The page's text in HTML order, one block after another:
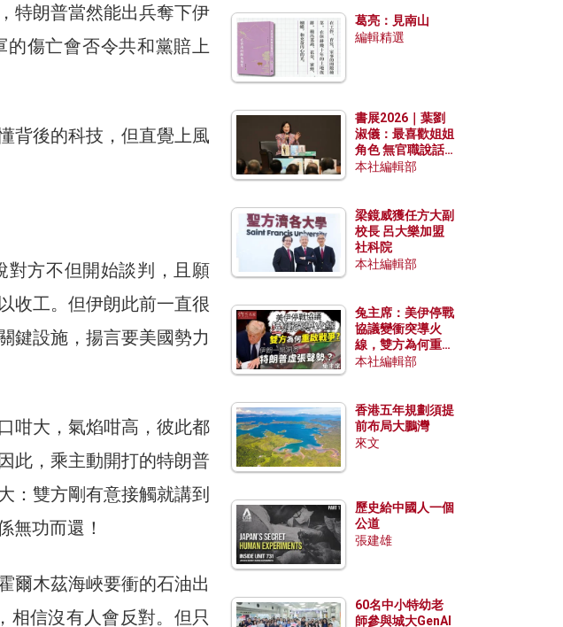
特朗普當然能出兵奪下伊
傷亡會否令共和黨賠上
背後的科技，但直覺上風
對方不但開始談判，且願
收工。但伊朗此前一直很
鍵設施，揚言要美國勢力
咁大，氣焰咁高，彼此都
此，乘主動開打的特朗普
：雙方剛有意接觸就講到
無功而還！
爾木茲海峽要衝的石油出
相信沒有人會反對。但只
葛亮：見南山
編輯精選
書展2026｜葉劉
淑儀：最喜歡姐姐
角色 無官職說話
包袱少
本社編輯部
梁鏡威獲任方大副
校長 呂大樂加盟
社科院
本社編輯部
兔主席：美伊停戰
協議變衝突導火
線，雙方為何重啟
戰爭？伊朗一早洞
本社編輯部
香港五年規劃須提
前布局大鵬灣
來文
歷史給中國人一個
公道
張建雄
60名中小特幼老
師參與城大GenAI